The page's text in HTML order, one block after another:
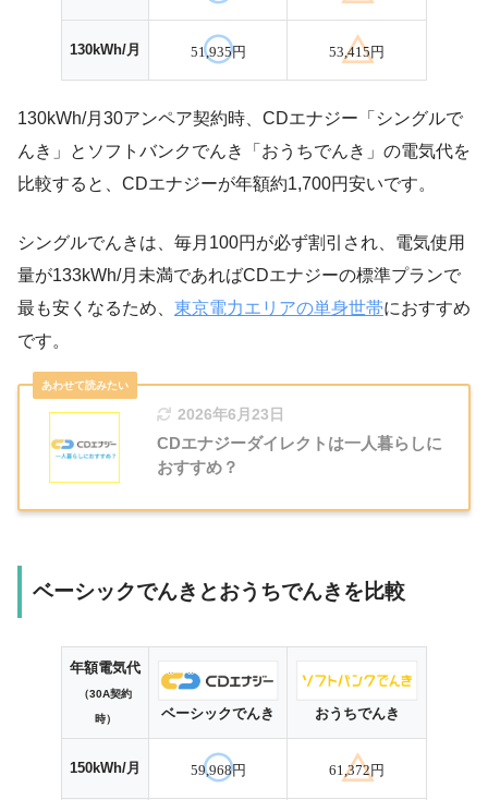
130kWh/月 51,935円 53,415円
130kWh/月30アンペア契約時、CDエナジー「シングルで
んき」とソフトバンクでんき「おうちでんき」の電気代を
比較すると、CDエナジーが年額約1,700円安いです。
シングルでんきは、毎月100円が必ず割引され、電気使用
量が133kWh/月未満であればCDエナジーの標準プランで
最も安くなるため、 東京電力エリアの単身世帯におすすめ
です。
2026年6月23日
CDエナジーダイレクトは一人暮らしに
おすすめ？
ベーシックでんきとおうちでんきを比較
年額電気代
（30A契約
時） ベーシックでんき おうちでんき
150kWh/月 59,968円 61,372円